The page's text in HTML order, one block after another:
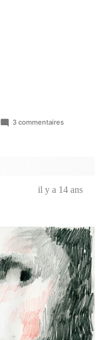
3 commentairessur
il y a 14 ans